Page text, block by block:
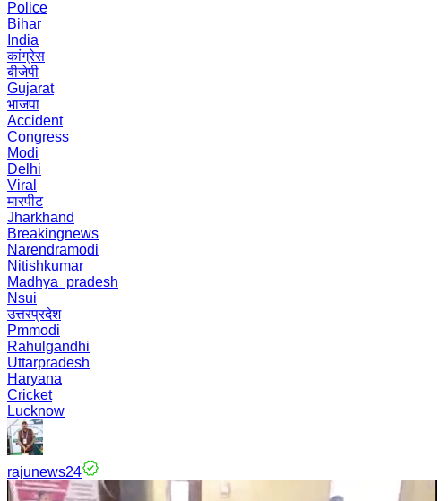
Police
Bihar
India
कांग्रेस
बीजेपी
Gujarat
भाजपा
Accident
Congress
Modi
Delhi
Viral
मारपीट
Jharkhand
Breakingnews
Narendramodi
Nitishkumar
Madhya_pradesh
Nsui
उत्तरप्रदेश
Pmmodi
Rahulgandhi
Uttarpradesh
Haryana
Cricket
Lucknow
rajunews24